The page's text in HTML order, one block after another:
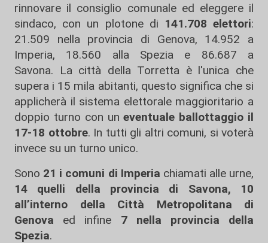
rinnovare il consiglio comunale ed eleggere il
sindaco, con un plotone di 141.708 elettori:
21.509 nella provincia di Genova, 14.952 a
Imperia, 18.560 alla Spezia e 86.687 a
Savona. La città della Torretta è l'unica che
supera i 15 mila abitanti, questo significa che si
applicherà il sistema elettorale maggioritario a
doppio turno con uneventuale ballottaggio il
17-18 ottobre. In tutti gli altri comuni, si voterà
invece su un turno unico.
Sono 21 i comuni di Imperia chiamati alle urne,
14 quelli della provincia di Savona, 10
all’interno della Città Metropolitana di
Genova ed infine 7 nella provincia della
Spezia.